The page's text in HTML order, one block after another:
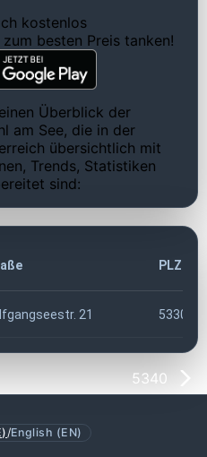
kostenlos
besten Preis tanken!
Überblick der
am See, die in der
übersichtlich mit
Trends, Statistiken
sind:
PLZ
21 5330
5340
/English (EN)